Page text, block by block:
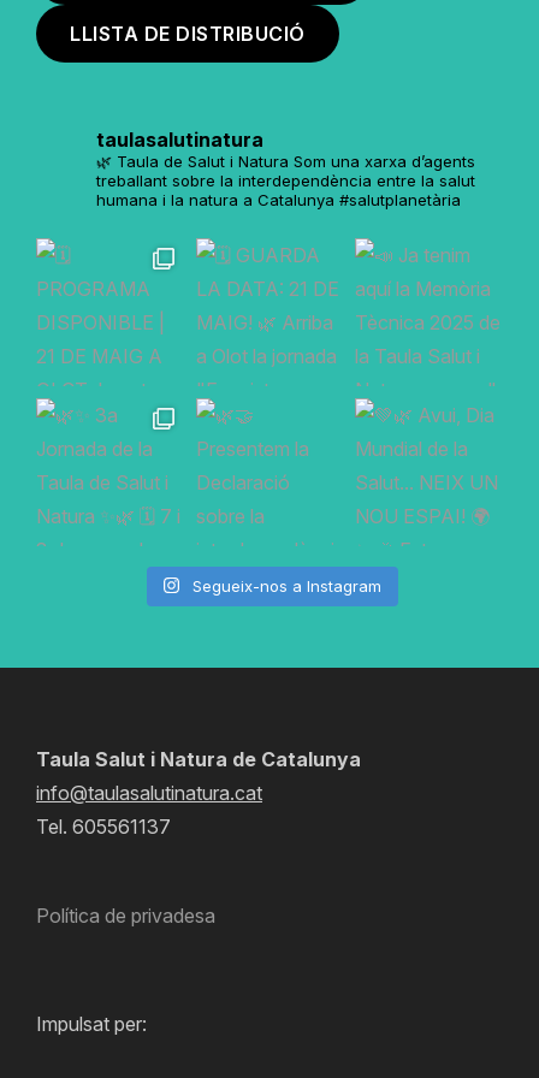
LLISTA DE DISTRIBUCIÓ
taulasalutinatura
🌿 Taula de Salut i Natura Som una xarxa d’agents
treballant sobre la interdependència entre la salut
humana i la natura a Catalunya #salutplanetària
Segueix-nos a Instagram
Taula Salut i Natura de Catalunya
info@taulasalutinatura.cat
Tel. 605561137
Política de privadesa
Impulsat per: